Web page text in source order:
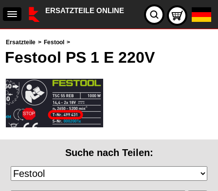
ERSATZTEILE ONLINE
Ersatzteile > Festool >
Festool PS 1 E 220V
Suche nach Teilen: